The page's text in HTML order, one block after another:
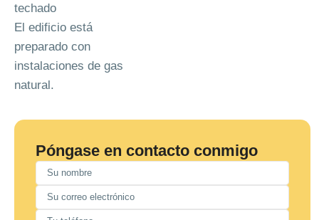
techado
El edificio está
preparado con
instalaciones de gas
natural.
Póngase en contacto conmigo